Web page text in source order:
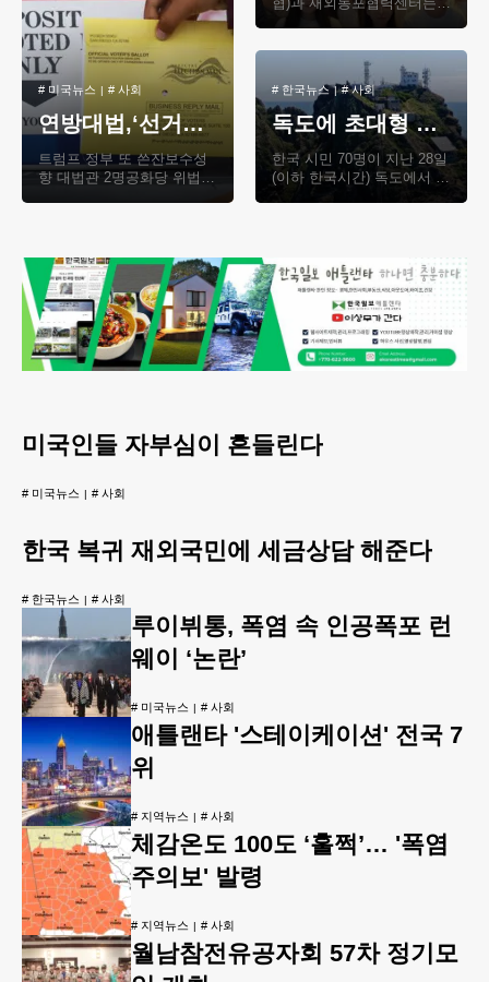
# 미국뉴스 # 사회
연방대법,‘선거일 후 도착’ 우편투표지 합법 판결
트럼프 정부 또 쓴잔보수성
향 대법관 2명공화당 위법
모국 초청장학생의 성장 지
국시간) 서울 서초..
# 한국뉴스 #사회
독도에 초대형 태극기 펼쳤다
한국 시민 70명이 지난 28일
(이하 한국시간) 독도에서 가
미국인들 자부심이 흔들린다
# 미국뉴스 # 사회
한국 복귀 재외국민에 세금상담 해준다
# 한국뉴스 # 사회
루이뷔통, 폭염 속 인공폭포 런
웨이 ‘논란’
# 미국뉴스 # 사회
애틀랜타 '스테이케이션' 전국 7
위
# 지역뉴스 # 사회
체감온도 100도 ‘훌쩍’… '폭염
주의보' 발령
# 지역뉴스 # 사회
월남참전유공자회 57차 정기모